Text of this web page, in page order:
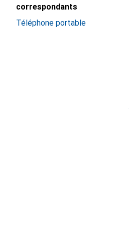
correspondants
Téléphone portable